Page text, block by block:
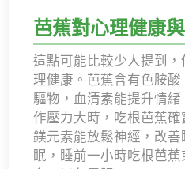
芭蕉對心理健康
這點可能比較少人提到
理健康。芭蕉含有色胺
驅物，血清素能提升情
作壓力大時，吃根芭蕉確
鎂元素能放鬆神經，改
眠，睡前一小時吃根芭